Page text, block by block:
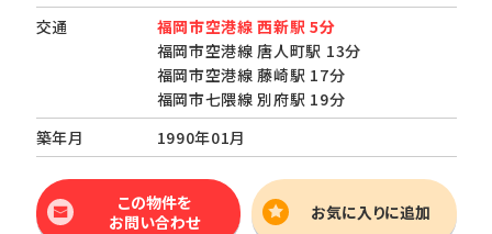
交通
福岡市空港線 西新駅 5分
福岡市空港線 唐人町駅 13分
福岡市空港線 藤崎駅 17分
福岡市七隈線 別府駅 19分
築年月
1990年01月
この物件を
お問い合わせ
お気に入りに追加